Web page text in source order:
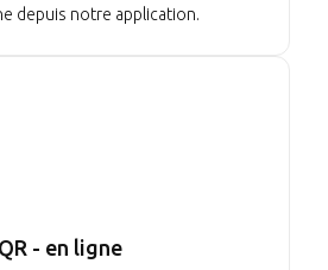
depuis notre application.
- en ligne